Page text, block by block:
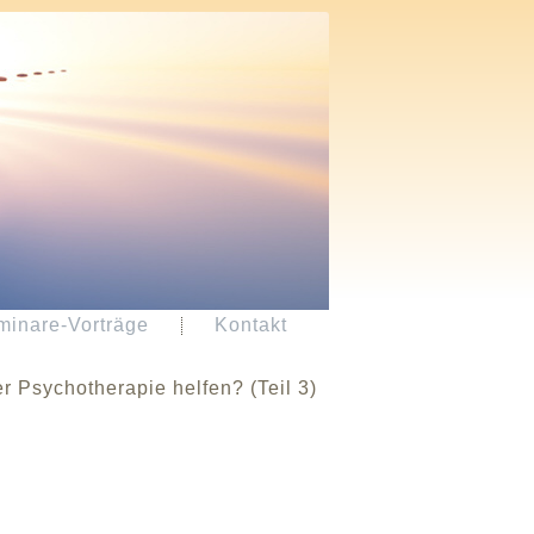
Vorträge Kontakt
Psychotherapie helfen? (Teil 3)